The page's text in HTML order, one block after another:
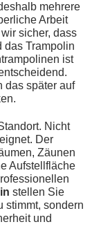
mehrere
Arbeit
sicher, dass
das Trampolin
ist
das später auf
Nicht
Der
Zäunen
Aufstellfläche
stellen Sie
stimmt, sondern
und